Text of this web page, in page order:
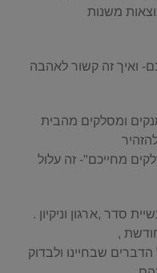
משנות
ואיך זה קשור לאהבה
ומסלקים מהבית
מחייכם"- זה עלול
סדר ,ארגון וניקיון .
,
שבחיינו ולבדוק